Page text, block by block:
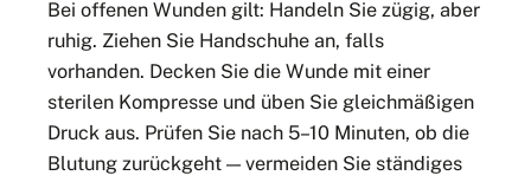
Bei offenen Wunden gilt: Handeln Sie zügig, aber
ruhig. Ziehen Sie Handschuhe an, falls
vorhanden. Decken Sie die Wunde mit einer
sterilen Kompresse und üben Sie gleichmäßigen
Druck aus. Prüfen Sie nach 5–10 Minuten, ob die
Blutung zurückgeht — vermeiden Sie ständiges